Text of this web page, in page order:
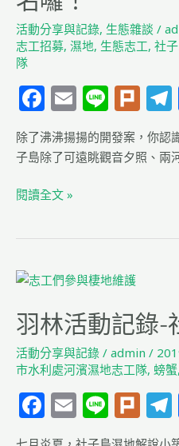
活動分享與記錄, 生態雜談 /
志工招募, 濕地, 生態志工, 社
隊
F
a
c
e
b
k
E
m
ai
l
Li
n
e
Pl
u
rk
除了沸沸揚揚的開發案，你認
子島除了可遠眺觀音夕照、兩
務
局
水
利
工
程
處
「生
志
訓
開
始
報
名
囉！
閱讀全文 »
羽林活動記錄-
活動分享與記錄 / admin /
市水利處河濱濕地志工隊, 螃蟹,
F
a
E
m
Li
n
Pl
u
羽
活
動
記
錄-
社
子
島